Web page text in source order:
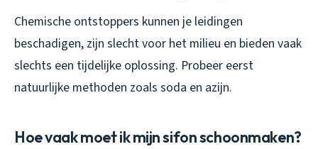
Chemische ontstoppers kunnen je leidingen
beschadigen, zijn slecht voor het milieu en bieden vaak
slechts een tijdelijke oplossing. Probeer eerst
natuurlijke methoden zoals soda en azijn.
Hoe vaak moet ik mijn sifon schoonmaken?